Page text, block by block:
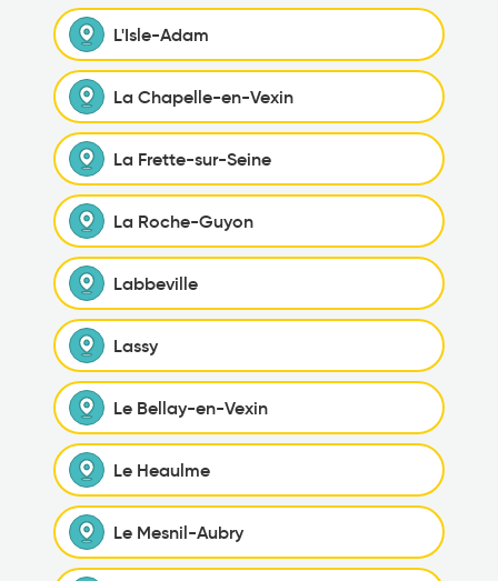
L'Isle-Adam
La Chapelle-en-Vexin
La Frette-sur-Seine
La Roche-Guyon
Labbeville
Lassy
Le Bellay-en-Vexin
Le Heaulme
Le Mesnil-Aubry